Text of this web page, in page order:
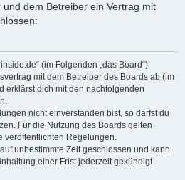
und dem Betreiber ein Vertrag mit
(im Folgenden „das Board“)
mit dem Betreiber des Boards ab (im
erklärst dich mit den nachfolgenden
nicht einverstanden bist, so darfst du
Für die Nutzung des Boards gelten
veröffentlichten Regelungen.
unbestimmte Zeit geschlossen und kann
einer Frist jederzeit gekündigt